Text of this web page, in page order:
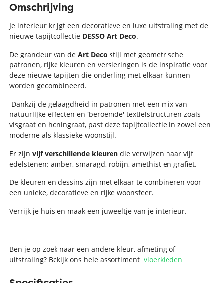
Omschrijving
Je interieur krijgt een decoratieve en luxe uitstraling met de
nieuwe tapijtcollectie DESSO Art Deco.
De grandeur van deArt Deco stijl met geometrische
patronen, rijke kleuren en versieringen is de inspiratie voor
deze nieuwe tapijten die onderling met elkaar kunnen
worden gecombineerd.
Dankzij de gelaagdheid in patronen met een mix van
natuurlijke effecten en 'beroemde' textielstructuren zoals
visgraat en honingraat, past deze tapijtcollectie in zowel een
moderne als klassieke woonstijl.
Er zijnvijf verschillende kleuren die verwijzen naar vijf
edelstenen: amber, smaragd, robijn, amethist en grafiet.
De kleuren en dessins zijn met elkaar te combineren voor
een unieke, decoratieve en rijke woonsfeer.
Verrijk je huis en maak een juweeltje van je interieur.
Ben je op zoek naar een andere kleur, afmeting of
uitstraling? Bekijk ons hele assortimentvloerkleden